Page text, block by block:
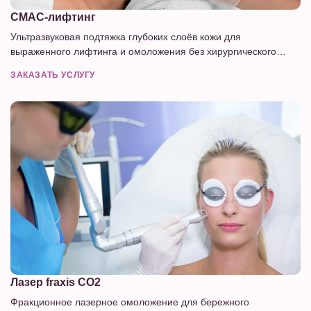
СМАС-лифтинг
Ультразвуковая подтяжка глубоких слоёв кожи для
выраженного лифтинга и омоложения без хирургического
ЗАКАЗАТЬ УСЛУГУ
Лазер fraxis CO2
Фракционное лазерное омоложение для бережного